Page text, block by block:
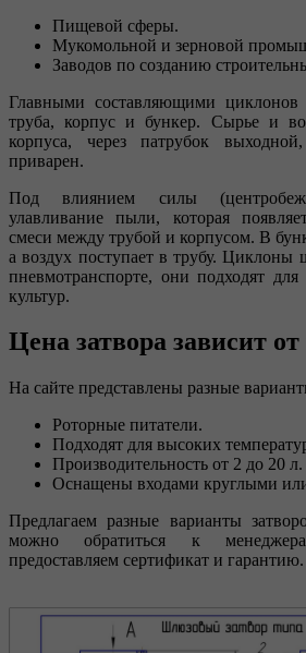
Пищевой сферы.
Мукомольной и зерновой
Заводов по созданию
Главными составляющими циклонов
труба, корпус и бункер. Сырье и
корпуса, через патрубок
приварен.
Под влиянием силы
улавливание пыли, которая
смеси между трубой и корпусом. В
а воздух поступает в трубу. Циклоны
пневмотранспорте, они подходят для
культур.
Цена затвора зависит
На сайте представлены разные
Роторные питатели.
Подходят для высоких
Производительность от 2 до 20 л.
Оснащены входами круглыми
Предлагаем разные варианты
можно обратиться к
предоставляем сертификат и гарантию.